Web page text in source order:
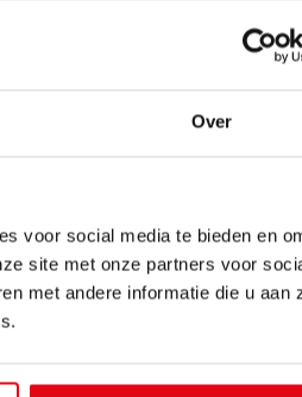
Over
voor social media te bieden en
site met onze partners voor
met andere informatie die u aan